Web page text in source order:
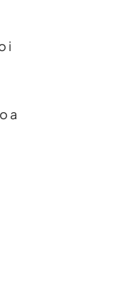
i
a